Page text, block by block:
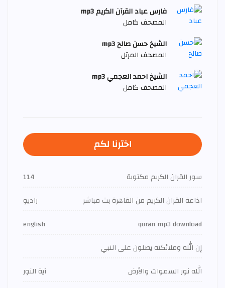
فارس عباد القرآن الكريم mp3
المصحف كامل
الشيخ حسن صالح mp3
المصحف المرتل
الشيخ احمد العجمي mp3
المصحف كامل
اخترنا لكم
سور القران الكريم مكتوبة
114
اذاعة القران الكريم من القاهرة بث مباشر
راديو
quran mp3 download
english
إن الله وملائكته يصلون على النبي
الله نور السموات والأرض
آية النور